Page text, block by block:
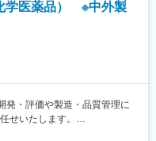
ポート
ンで、グループ横断での業
営層や金融機関と直接協働
拡大できます。将来はマネ
学医薬品） ※中外製
発・評価や製造・品質管理に
せいたします。